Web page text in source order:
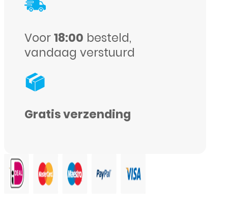
Screenprotector
Zwart
aantal
Voor18:00 besteld,
vandaag verstuurd
Gratis verzending